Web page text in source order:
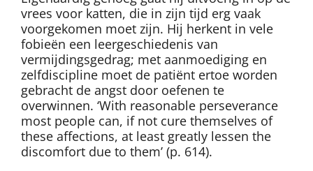
vrees voor katten, die in zijn tijd erg vaak
voorgekomen moet zijn. Hij herkent in vele
fobieën een leergeschiedenis van
vermijdingsgedrag; met aanmoediging en
zelfdiscipline moet de patiënt ertoe worden
gebracht de angst door oefenen te
overwinnen. ‘With reasonable perseverance
most people can, if not cure themselves of
these affections, at least greatly lessen the
discomfort due to them’ (p. 614).